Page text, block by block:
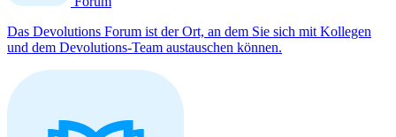
Das Devolutions Forum ist der Ort, an dem Sie sich mit Kollegen
und dem Devolutions-Team austauschen können.